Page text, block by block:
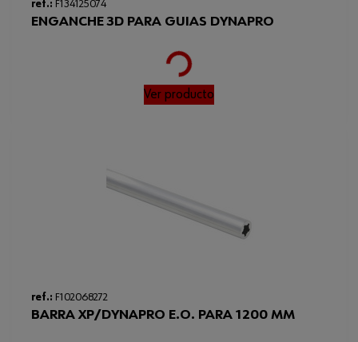
profundidad del cajón
Apto para la anchura
mínima/máxima del armario
ref.: F134125074
ENGANCHE 3D PARA GUIAS DYNAPRO
Loading...
Ver producto
ref.: F102068272
BARRA XP/DYNAPRO E.O. PARA 1200 MM